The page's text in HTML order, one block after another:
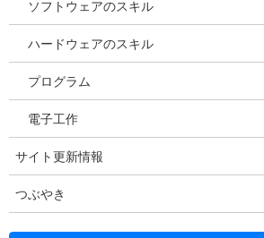
20210428130232
ソフトウェアのスキル
ハードウェアのスキル
プログラム
電子工作
サイト更新情報
つぶやき